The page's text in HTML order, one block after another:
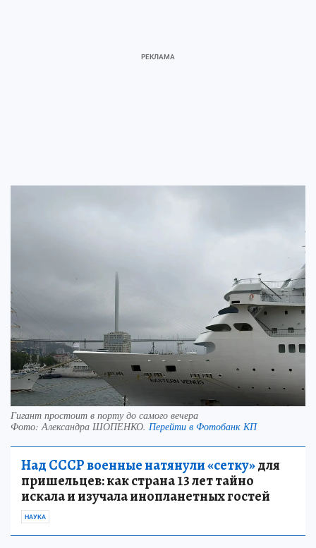
Гигант простоит в порту до самого вечера
Фото:Александра ШОПЕНКО. Перейти в Фотобанк КП
Над СССР военные натянули «сетку»для
пришельцев: как страна 13 лет тайно
искала и изучала инопланетных гостей
НАУКА